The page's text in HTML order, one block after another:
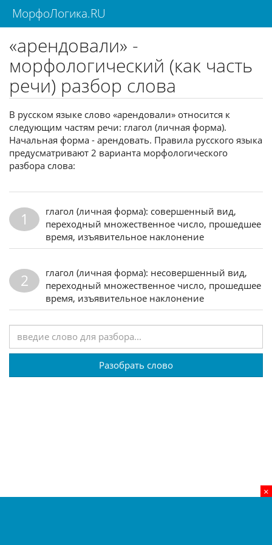
МорфоЛогика.RU
«арендовали» -
морфологический (как часть
речи) разбор слова
×
В русском языке слово «арендовали» относится к
следующим частям речи: глагол (личная форма).
Начальная форма - арендовать. Правила русского языка
предусматривают 2 варианта морфологического
разбора слова:
1
глагол (личная форма): совершенный вид,
переходный множественное число, прошедшее
время, изъявительное наклонение
2
глагол (личная форма): несовершенный вид,
переходный множественное число, прошедшее
время, изъявительное наклонение
Разобрать слово